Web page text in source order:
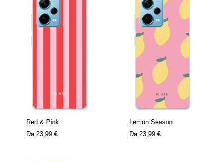
Red & Pink
Da 23,99 €
Lemon Season
Da 23,99 €